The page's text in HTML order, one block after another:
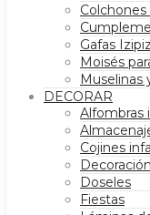
Colchones
Gafas
Moisés
Muselinas
DECORAR
Alfombras
Cojines
Doseles
Fiestas